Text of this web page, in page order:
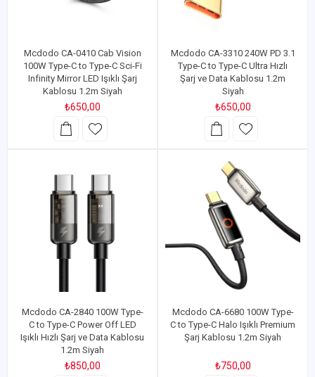
Mcdodo CA-0410 Cab Vision
100W Type-C to Type-C Sci-Fi
Infinity Mirror LED Işıklı Şarj
Kablosu 1.2m Siyah
₺650,00
Mcdodo CA-3310 240W PD 3.1
Type-C to Type-C Ultra Hızlı
Şarj ve Data Kablosu 1.2m
Siyah
₺650,00
Mcdodo CA-2840 100W Type-
C to Type-C Power Off LED
Işıklı Hızlı Şarj ve Data Kablosu
1.2m Siyah
₺850,00
Mcdodo CA-6680 100W Type-
C to Type-C Halo Işıklı Premium
Şarj Kablosu 1.2m Siyah
₺750,00